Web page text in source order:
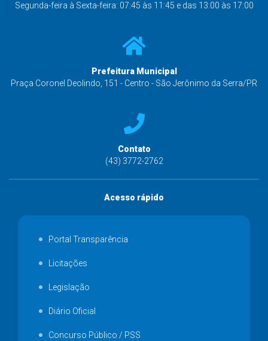
Segunda-feira à Sexta-feira: 07:45 às 11:45 e das 13:00 às 17:00
Prefeitura Municipal
Praça Coronel Deolindo, 151 - Centro - São Jerônimo da Serra/PR
Contato
(43) 3772-2762
Acesso rápido
Portal Transparência
Licitações
Legislação
Diário Oficial
Concurso Público / PSS